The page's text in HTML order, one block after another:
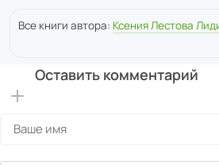
Все книги автора: Ксения Лестова
Оставить комментарий